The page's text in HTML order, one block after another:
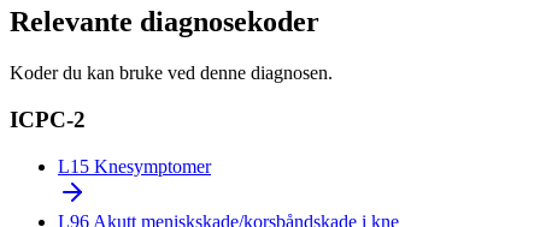
Relevante diagnosekoder
Koder du kan bruke ved denne diagnosen.
ICPC-2
L15 Knesymptomer
L96 Akutt meniskskade/korsbåndskade i kne